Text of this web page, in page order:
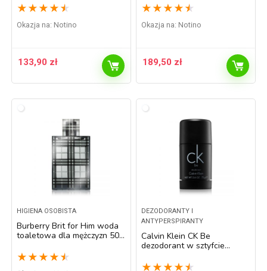
★ ★ ★ ★ ★
Okazja na: Notino
133,90 zł
★ ★ ★ ★ ★
Okazja na: Notino
189,50 zł
HIGIENA OSOBISTA
Burberry Brit for Him woda
toaletowa dla mężczyzn 50
★ ★ ★ ★ ★
DEZODORANTY I
ANTYPERSPIRANTY
Calvin Klein CK Be
dezodorant w sztyfcie
★ ★ ★ ★ ★